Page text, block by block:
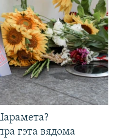
гэта вядома